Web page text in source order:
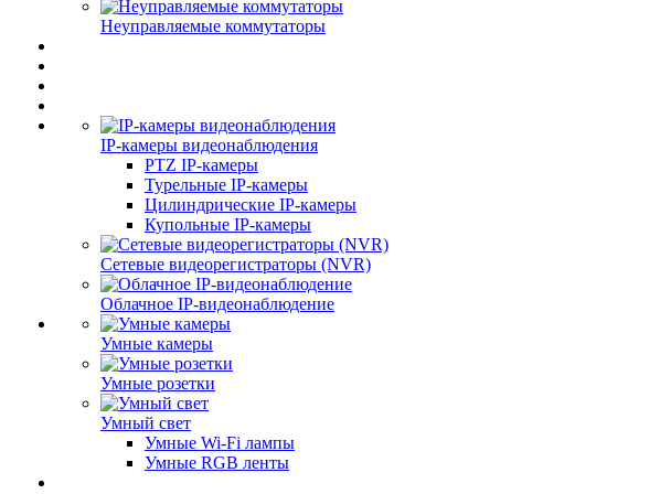
Неуправляемые коммутаторы
IP-камеры видеонаблюдения
PTZ IP-камеры
Турельные IP-камеры
Цилиндрические IP-камеры
Купольные IP-камеры
Сетевые видеорегистраторы (NVR)
Облачное IP-видеонаблюдение
Умные камеры
Умные розетки
Умный свет
Умные Wi-Fi лампы
Умные RGB ленты